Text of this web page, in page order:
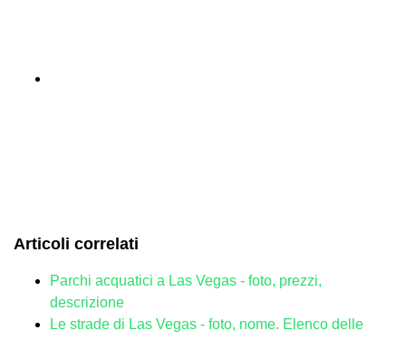
Articoli correlati
Parchi acquatici a Las Vegas - foto, prezzi,
descrizione
Le strade di Las Vegas - foto, nome. Elenco delle